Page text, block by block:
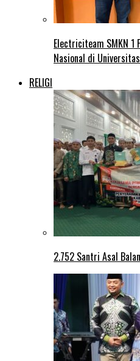
Electriciteam SMKN 1
Nasional di
RELIGI
2.752 Santri Asal